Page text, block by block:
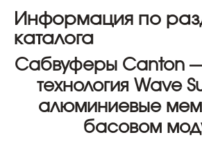
Информация по
каталога
Сабвуферы Canton
технология Wave
алюминиевые
басовом